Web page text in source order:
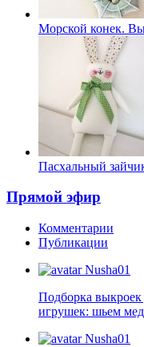
Морской конек.
Пасхальный
Прямой эфир
Комментарии
Публикации
Nusha01
Подборка выкроек
игрушек: шьем
Nusha01